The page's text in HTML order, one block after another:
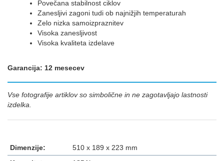
Povečana stabilnost ciklov
Zanesljivi zagoni tudi ob najnižjih temperaturah
Zelo nizka samoizpraznitev
Visoka zanesljivost
Visoka kvaliteta izdelave
Garancija: 12 mesecev
Vse fotografije artiklov so simbolične in ne zagotavljajo lastnosti
izdelka.
Dimenzije:
510 x 189 x 223 mm